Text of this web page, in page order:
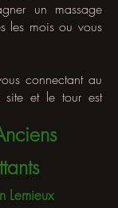
un massage
les mois ou vous
connectant au
et le tour est
Lemieux